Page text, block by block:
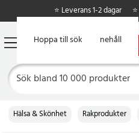
Hoppa till huvudinnehåll
Hoppa till sök
⭐ Leverans 1-2 dagar
Hälsa & Skönhet Rakprodukter